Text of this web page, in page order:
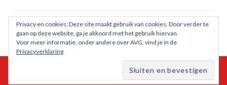
RSS - berichten
Privacy en cookies: Deze site maakt gebruik van cookies. Door verder te
gaan op deze website, ga je akkoord met het gebruik hiervan.
Voor meer informatie, onder andere over AVG, vind je in de
Privacyverklaring